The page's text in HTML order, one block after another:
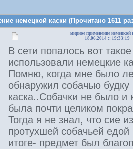
немецкой каски (Прочитано 1611
мирное применение немецкой
18.06.2014 :: 19:33:19
В сети попалось вот
использовали немецкие
Помню, когда мне было
обнаружил собачью
каска..Собачки не было и
была почти целиком
Тогда я не знал, что сие
протухшей собачьей
итоге- предмет был